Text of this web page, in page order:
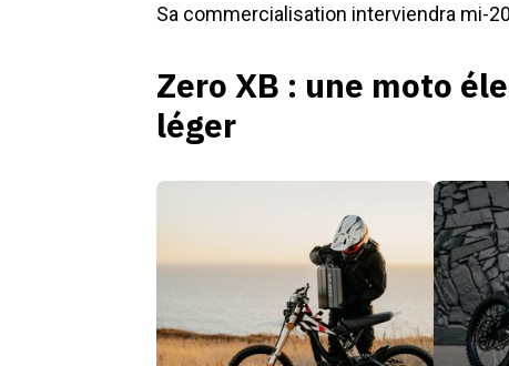
Sa commercialisation interviendra mi-
Zero XB : une moto
léger